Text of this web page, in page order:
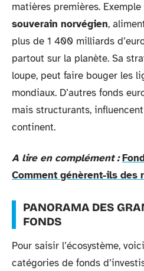
matières premières.
souverain norvégien,
plus de 1 400 milliards
partout sur la planète. Sa
loupe, peut faire bouger les
mondiaux. D’autres fonds
mais structurants,
continent.
A lire en complément :
Comment génèrent-ils des
PANORAMA DES
FONDS
Pour saisir l’écosystème,
catégories de fonds